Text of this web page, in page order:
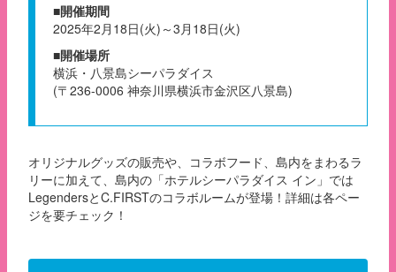
■開催期間
2025年2月18日(火)～3月18日(火)
■開催場所
横浜・八景島シーパラダイス
(〒236-0006 神奈川県横浜市金沢区八景島)
オリジナルグッズの販売や、コラボフード、島内をまわるラ
リーに加えて、島内の「ホテルシーパラダイス イン」では
LegendersとC.FIRSTのコラボルームが登場！詳細は各ペー
ジを要チェック！